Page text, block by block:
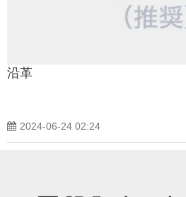
沿革
2024-06-24 02:24